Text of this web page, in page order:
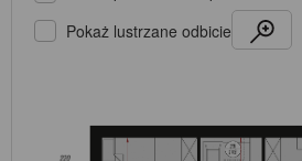
Pokaż lustrzane odbicie